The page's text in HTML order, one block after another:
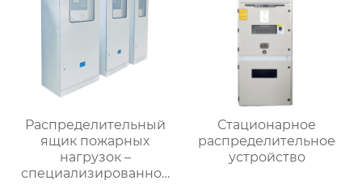
Распределительный
ящик пожарных
нагрузок –
специализированное
Стационарное
распределительное
устройство